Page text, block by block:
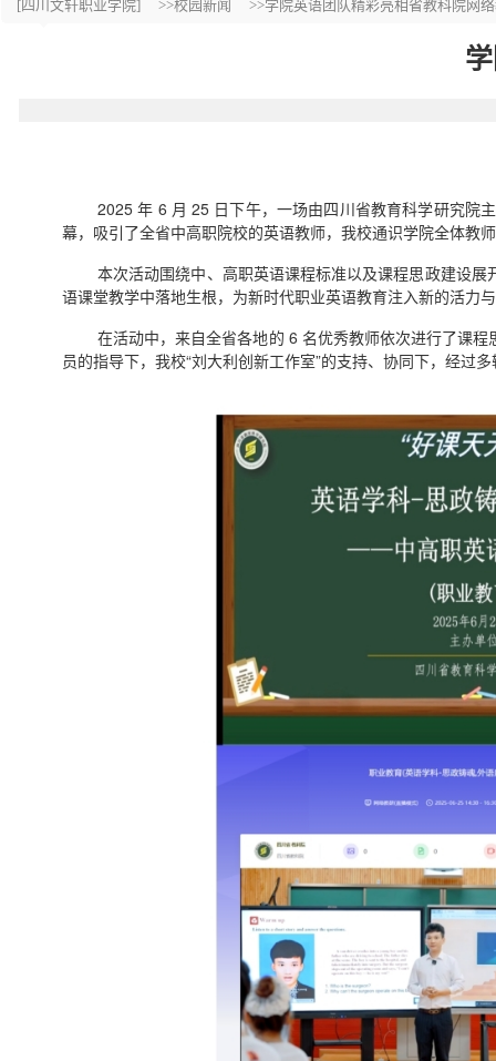
[四川文轩职业学院] >>校园新闻 >>学院英语团队精彩亮相省教科院网
2025 年 6 月 25 日下午，一场由四川省教育科学研究
幕，吸引了全省中高职院校的英语教师，我校通识学院全体教
本次活动围绕中、高职英语课程标准以及课程思政建设
语课堂教学中落地生根，为新时代职业英语教育注入新的活力
在活动中，来自全省各地的 6 名优秀教师依次进行了课
员的指导下，我校“刘大利创新工作室”的支持、协同下，经过